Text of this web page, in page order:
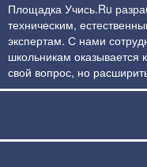
Площадка Учись.Ru
техническим,
экспертам. С нами
школьникам оказывается
свой вопрос, но